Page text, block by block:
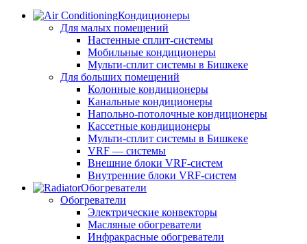
Кондиционеры
Для малых помещений
Настенные сплит-системы
Мобильные кондиционеры
Мульти-сплит системы в Бишкеке
Для больших помещений
Колонные кондиционеры
Канальные кондиционеры
Напольно-потолочные кондиционеры
Кассетные кондиционеры
Мульти-сплит системы в Бишкеке
VRF — системы
Внешние блоки VRF-систем
Внутренние блоки VRF-систем
Обогреватели
Обогреватели
Электрические конвекторы
Масляные обогреватели
Инфракрасные обогреватели